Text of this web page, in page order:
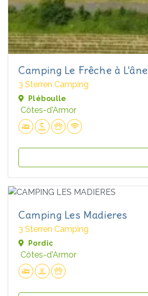
Camping Le Frêche à L'âne
3 Sterren Camping
Pléboulle
Côtes-d'Armor
Camping Les Madieres
3 Sterren Camping
Pordic
Côtes-d'Armor